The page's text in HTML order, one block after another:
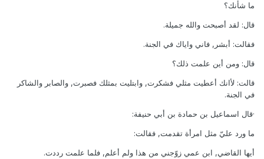
ما شأنك؟
قال: لقد أصبحت والله جميلة.
فقالت: أبشر, فاني واياك في الجنة.
قال: ومن أين علمت ذلك؟
قالت: لأانك أعطيت مثلي فشكرت, وابتليت بمثلك فصبرت, والصابر والشاكر
في الجنة.
·قال اسماعيل بن حمادة بن أبي حنيفة:
ما ورد عليّ مثل امرأة تقدمت, فقالت:
أيها القاضي, ابن عمي زوّجني من هذا ولم أعلم, فلما علمت رددت.